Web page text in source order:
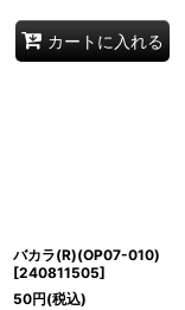
カートに入れる
バカラ(R)(OP07-010)
[240811505]
50円(税込)